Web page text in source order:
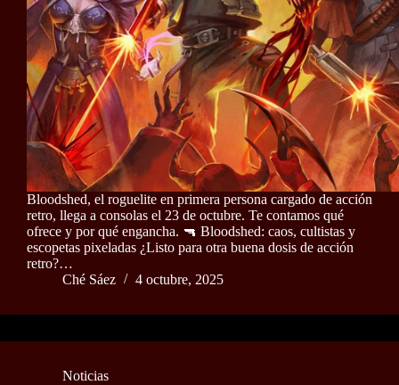
Bloodshed, el roguelite en primera persona cargado de acción
retro, llega a consolas el 23 de octubre. Te contamos qué
ofrece y por qué engancha. 🔫 Bloodshed: caos, cultistas y
escopetas pixeladas ¿Listo para otra buena dosis de acción
retro?…
Ché Sáez
4 octubre, 2025
Noticias